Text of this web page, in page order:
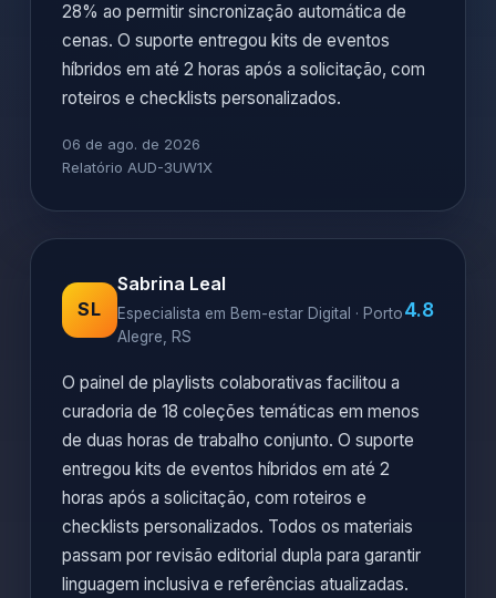
28% ao permitir sincronização automática de
cenas. O suporte entregou kits de eventos
híbridos em até 2 horas após a solicitação, com
roteiros e checklists personalizados.
06 de ago. de 2026
Relatório AUD-3UW1X
SL
Sabrina Leal
Especialista em Bem-estar Digital · Porto
Alegre, RS
4.8
O painel de playlists colaborativas facilitou a
curadoria de 18 coleções temáticas em menos
de duas horas de trabalho conjunto. O suporte
entregou kits de eventos híbridos em até 2
horas após a solicitação, com roteiros e
checklists personalizados. Todos os materiais
passam por revisão editorial dupla para garantir
linguagem inclusiva e referências atualizadas.